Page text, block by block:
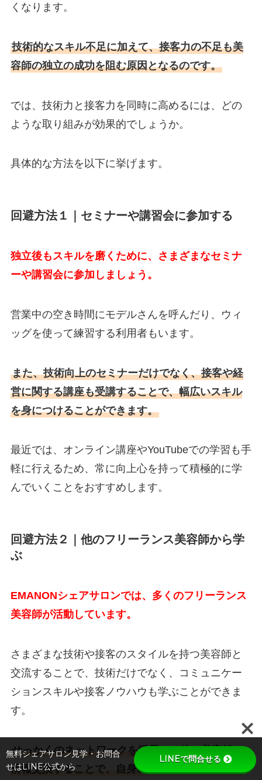
くなります。
技術的なスキル不足に加えて、接客力の不足も美
容師の独立の成功を阻む原因となるのです。
では、技術力と接客力を同時に高めるには、どの
ような取り組みが効果的でしょうか。
具体的な方法を以下に挙げます。
回避方法１｜セミナーや講習会に参加する
独立後もスキルを磨くために、さまざまなセミナ
ーや講習会に参加しましょう。
営業中の空き時間にモデルさんを呼んだり、ウィ
ッグを使って練習する利用者もいます。
また、技術向上のセミナーだけでなく、接客や経
営に関する講座も受講することで、幅広いスキル
を身につけることができます。
最近では、オンライン講座やYouTubeでの学習も手
軽に行えるため、常に向上心を持って積極的に学
んでいくことをおすすめします。
回避方法２｜他のフリーランス美容師から学
ぶ
EMANONシェアサロンでは、多くのフリーランス
美容師が活動しています。
さまざまな技術や接客のスタイルを持つ美容師と
交流することで、技術だけでなく、コミュニケー
ションスキルや接客ノウハウも学ぶことができま
す。
せっかくのネットワークを活用し、他の美容師と
情報交換することで、自身のスキル向上にも繋が
無料シェアサロン見学・お問合
せはLINE公式から
LINEで問合せる